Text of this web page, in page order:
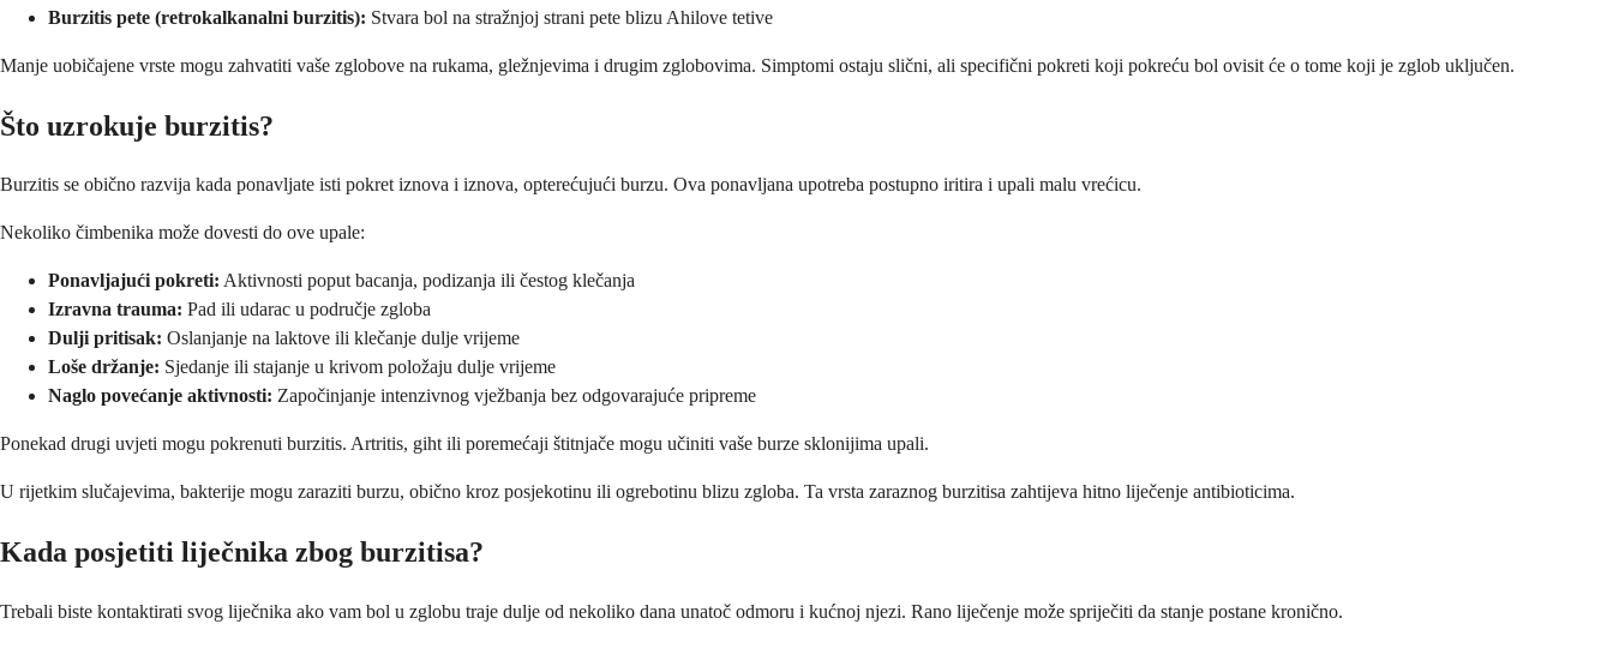
Burzitis pete (retrokalkanalni burzitis): Stvara bol na stražnjoj strani pete blizu Ahilove tetive
Manje uobičajene vrste mogu zahvatiti vaše zglobove na rukama, gležnjevima i drugim zglobovima. Simptomi ostaju slični, ali specifični pokreti koji pokreću bol ovisit će o tome koji je zglob uključen.
Što uzrokuje burzitis?
Burzitis se obično razvija kada ponavljate isti pokret iznova i iznova, opterećujući burzu. Ova ponavljana upotreba postupno iritira i upali malu vrećicu.
Nekoliko čimbenika može dovesti do ove upale:
Ponavljajući pokreti: Aktivnosti poput bacanja, podizanja ili čestog klečanja
Izravna trauma: Pad ili udarac u područje zgloba
Dulji pritisak: Oslanjanje na laktove ili klečanje dulje vrijeme
Loše držanje: Sjedanje ili stajanje u krivom položaju dulje vrijeme
Naglo povećanje aktivnosti: Započinjanje intenzivnog vježbanja bez odgovarajuće pripreme
Ponekad drugi uvjeti mogu pokrenuti burzitis. Artritis, giht ili poremećaji štitnjače mogu učiniti vaše burze sklonijima upali.
U rijetkim slučajevima, bakterije mogu zaraziti burzu, obično kroz posjekotinu ili ogrebotinu blizu zgloba. Ta vrsta zaraznog burzitisa zahtijeva hitno liječenje antibioticima.
Kada posjetiti liječnika zbog burzitisa?
Trebali biste kontaktirati svog liječnika ako vam bol u zglobu traje dulje od nekoliko dana unatoč odmoru i kućnoj njezi. Rano liječenje može spriječiti da stanje postane kronično.